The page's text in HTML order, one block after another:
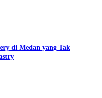
di Medan yang Tak